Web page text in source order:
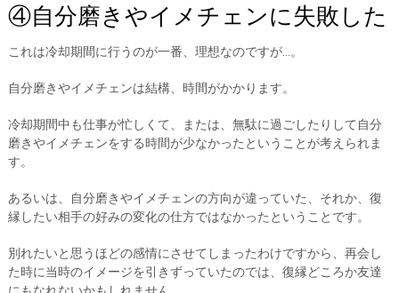
④自分磨きやイメチェンに失敗した
これは冷却期間に行うのが一番、理想なのですが…。
自分磨きやイメチェンは結構、時間がかかります。
冷却期間中も仕事が忙しくて、または、無駄に過ごしたりして自分
磨きやイメチェンをする時間が少なかったということが考えられま
す。
あるいは、自分磨きやイメチェンの方向が違っていた、それか、復
縁したい相手の好みの変化の仕方ではなかったということです。
別れたいと思うほどの感情にさせてしまったわけですから、再会し
た時に当時のイメージを引きずっていたのでは、復縁どころか友達